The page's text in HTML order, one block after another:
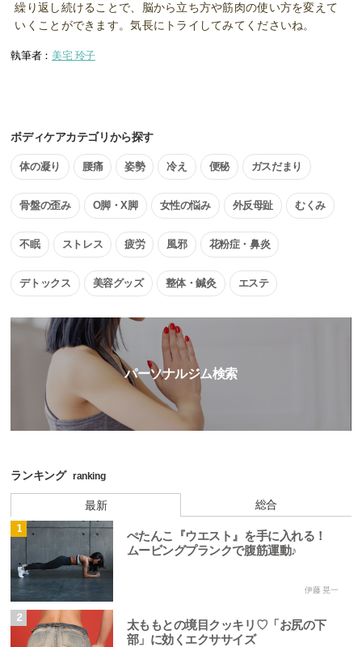
繰り返し続けることで、脳から立ち方や筋肉の使い方を変えて
いくことができます。気長にトライしてみてくださいね。
執筆者： 美宅 玲子
ボディケアカテゴリから探す
体の凝り 腰痛 姿勢 冷え 便秘 ガスだまり
骨盤の歪み O脚・X脚 女性の悩み 外反母趾 むくみ
不眠 ストレス 疲労 風邪 花粉症・鼻炎
デトックス 美容グッズ 整体・鍼灸 エステ
パーソナルジム検索
ランキング ranking
最新 総合
1
ぺたんこ『ウエスト』を手に入れる！
ムービングプランクで腹筋運動♪
伊藤 晃一
2
太ももとの境目クッキリ♡「お尻の下
部」に効くエクササイズ